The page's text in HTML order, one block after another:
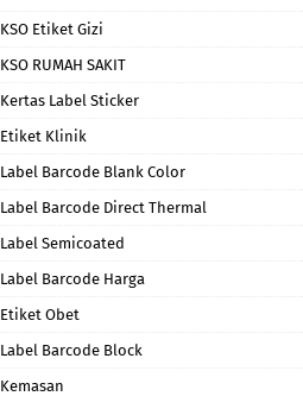
KSO Etiket Gizi
KSO RUMAH SAKIT
Kertas Label Sticker
Etiket Klinik
Label Barcode Blank Color
Label Barcode Direct Thermal
Label Semicoated
Label Barcode Harga
Etiket Obet
Label Barcode Block
Kemasan